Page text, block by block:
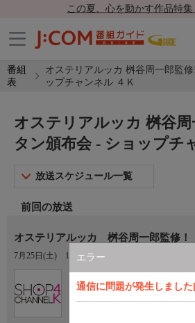
この夏、心を動かす作品特集
番組
表
オステリアルッカ 桝谷周一郎監
ップチャンネル ４Ｋ
エラー
通信に問題が発生しまし
オステリアルッカ 桝谷周
タン頒布会 - ショップチ
放送スケジュール一覧
前回の放送
オステリアルッカ 桝谷周一郎監修
7月25日(土) 19:00〜20:00
ショップチャンネル ４Ｋ